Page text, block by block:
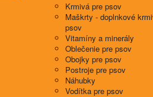
Krmivá pre psov
Maškrty - doplnkové
psov
Vitamíny a minerály
Oblečenie pre psov
Obojky pre psov
Postroje pre psov
Náhubky
Vodítka pre psov